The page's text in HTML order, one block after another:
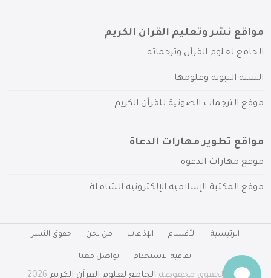
مواقع نشر وتعليم القرآن الكريم
الجامع لعلوم القرآن وترجماته
السنة النبوية وعلومها
موقع الترجمات الصوتية للقرآن الكريم
مواقع تطوير مهارات الدعاة
موقع مهارات الدعوة
موقع المكتبة الإسلامية الإلكترونية الشاملة
الرئيسية الأقسام الإذاعات من نحن حقوق النشر
اتفاقية الاستخدام تواصل معنا
جميع الحقوق محفوظة الجامع لعلوم القرآن الكريم 2026 -